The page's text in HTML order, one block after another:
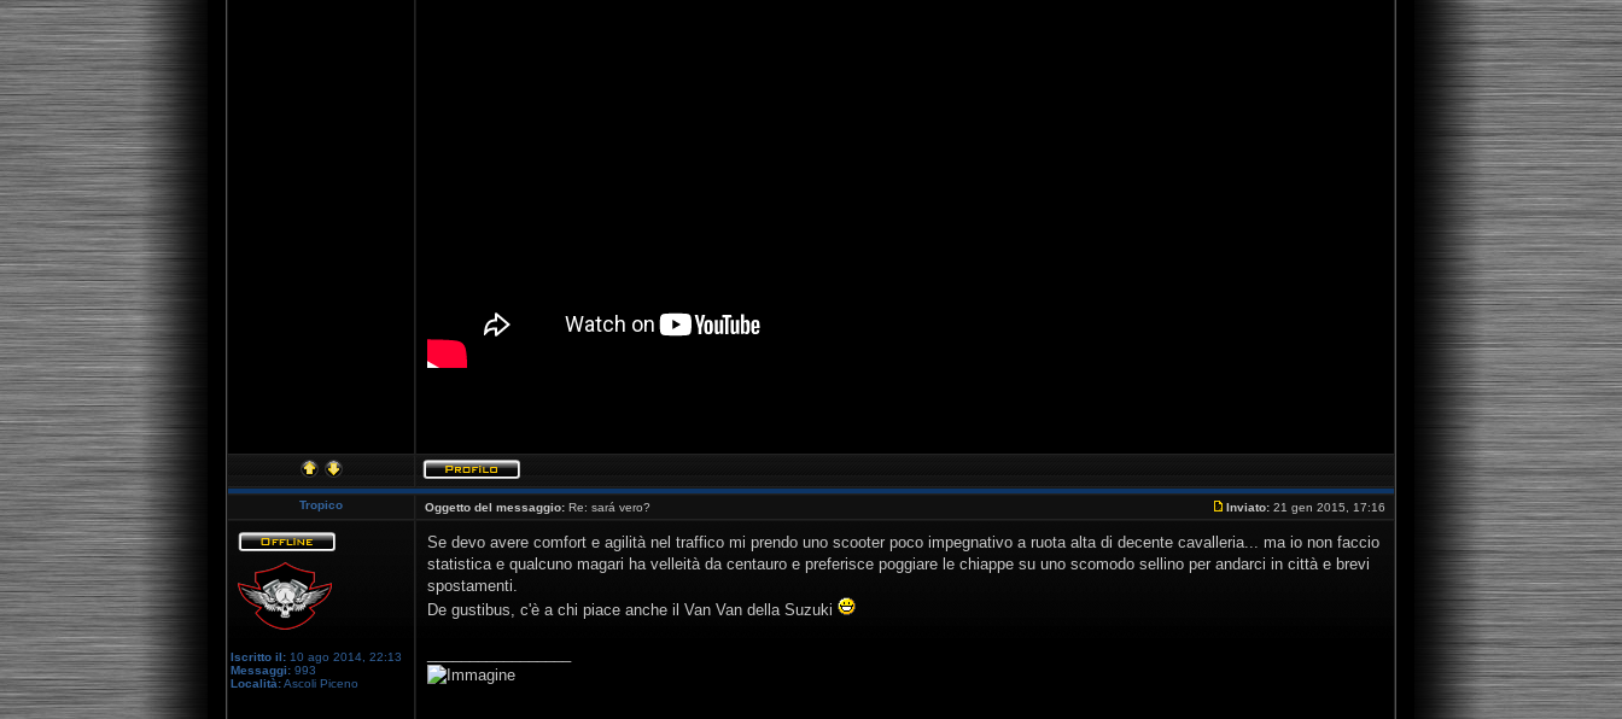
Tropico Oggetto del messaggio: Re: sará vero? Inviato: 21 gen 2015, 17:16
Iscritto il: 10 ago 2014, 22:13
Messaggi: 993
Località:Ascoli Piceno
Se devo avere comfort e agilità nel traffico mi prendo uno scooter poco impegnativo a ruota alta di decente cavalleria... ma io non faccio
statistica e qualcuno magari ha velleità da centauro e preferisce poggiare le chiappe su uno scomodo sellino per andarci in città e brevi
spostamenti.
De gustibus, c'è a chi piace anche il Van Van della Suzuki